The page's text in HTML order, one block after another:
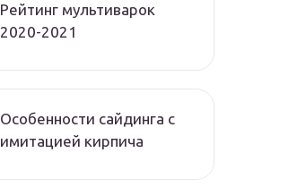
Рейтинг мультиварок
2020-2021
Особенности сайдинга с
имитацией кирпича